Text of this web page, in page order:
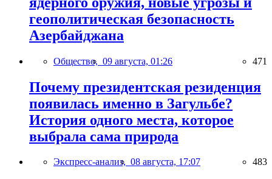
геополитическая безопасность
Азербайджана
Общество, 09 августа, 01:26 471
Почему президентская резиденция
появилась именно в Загульбе?
История одного места, которое
выбрала сама природа
Экспресс-анализ, 08 августа, 17:07 483